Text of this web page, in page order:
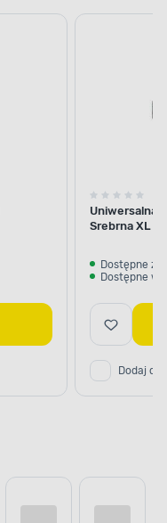
termiczne żaluzje na
Uniwersalna
Srebrna XL
Dostępne z
Dostępne w
Dodaj do